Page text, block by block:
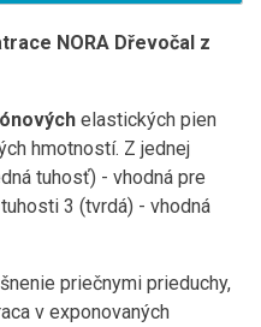
NORA Dřevočal z
elastických pien
hmotností. Z jednej
tuhosť) - vhodná pre
3 (tvrdá) - vhodná
priečnymi prieduchy,
v exponovaných